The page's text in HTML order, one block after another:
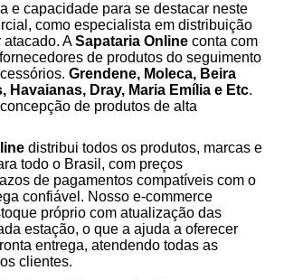
e capacidade para se destacar neste
como especialista em distribuição
atacado. ASapataria Online conta com
de produtos do seguimento
Grendene, Moleca, Beira
, Havaianas, Dray, Maria Emília e Etc.
de produtos de alta
distribui todos os produtos, marcas e
todo o Brasil, com preços
de pagamentos compatíveis com o
confiável. Nosso e-commerce
próprio com atualização das
estação, o que a ajuda a oferecer
entrega, atendendo todas as
clientes.